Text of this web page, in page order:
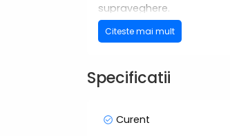
supraveghere.
Puteți beneficia și de un
Pentru mai multe detalii
Citeste mai mult
Specificatii
Curent